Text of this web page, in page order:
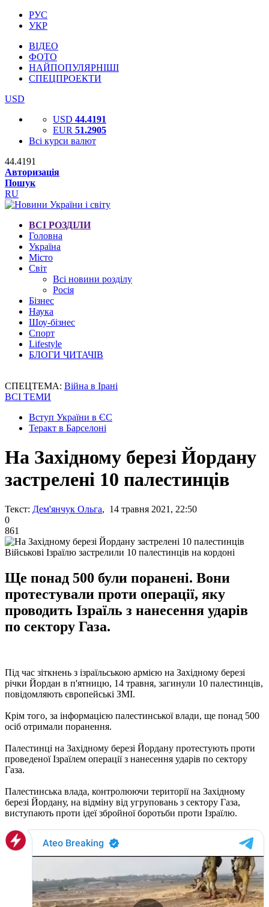
РУС
УКР
ВІДЕО
ФОТО
НАЙПОПУЛЯРНІШІ
СПЕЦПРОЕКТИ
USD
USD 44.4191
EUR 51.2905
Всі курси валют
44.4191
Авторизація
Пошук
RU
ВСІ РОЗДІЛИ
Головна
Україна
Місто
Світ
Всі новини розділу
Росія
Бізнес
Наука
Шоу-бізнес
Спорт
Lifestyle
БЛОГИ ЧИТАЧІВ
СПЕЦТЕМА: Війна в Ірані
ВСІ ТЕМИ
Вступ України в ЄС
Теракт в Барселоні
На Західному березі Йордану
застрелені 10 палестинців
Текст: Дем'янчук Ольга, 14 травня 2021, 22:50
0
861
Військові Ізраїлю застрелили 10 палестинців на кордоні
Ще понад 500 були поранені. Вони
протестували проти операції, яку
проводить Ізраїль з нанесення ударів
по сектору Газа.
Під час зіткнень з ізраїльською армією на Західному березі
річки Йордан в п'ятницю, 14 травня, загинули 10 палестинців,
повідомляють європейські ЗМІ.
Крім того, за інформацією палестинської влади, ще понад 500
осіб отримали поранення.
Палестинці на Західному березі Йордану протестують проти
проведеної Ізраїлем операції з нанесення ударів по сектору
Газа.
Палестинська влада, контролюючи території на Західному
березі Йордану, на відміну від угруповань з сектору Газа,
виступають проти ідеї збройної боротьби проти Ізраїлю.